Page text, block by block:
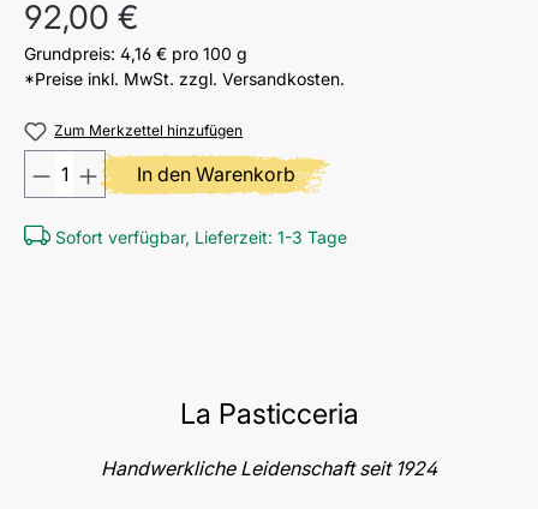
Regulärer Preis:
92,00 €
Grundpreis: 4,16 € pro 100 g
*Preise inkl. MwSt. zzgl. Versandkosten.
Zum Merkzettel hinzufügen
Produkt Anzahl: Gib den
In den Warenkorb
Sofort verfügbar, Lieferzeit: 1-3 Tage
La Pasticceria
Handwerkliche Leidenschaft seit 1924